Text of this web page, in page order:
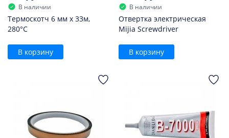
В наличии
Термоскотч 6 мм х 33м,
280°С
В корзину
В наличии
Отвертка электрическая
Mijia Screwdriver
В корзину